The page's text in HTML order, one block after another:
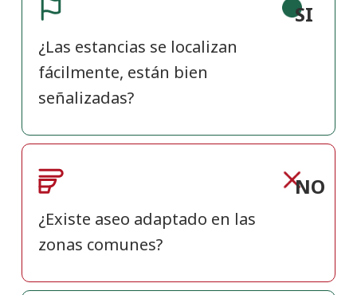
¿Las estancias se localizan
fácilmente, están bien
señalizadas?
SI
¿Existe aseo adaptado en las
zonas comunes?
NO